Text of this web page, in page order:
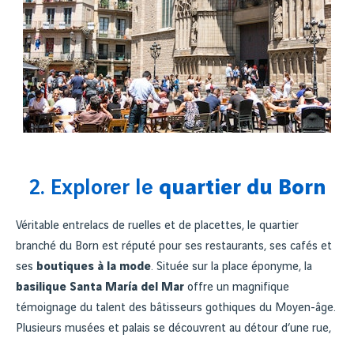
2. Explorer le quartier du Born
Véritable entrelacs de ruelles et de placettes, le quartier
branché du Born est réputé pour ses restaurants, ses cafés et
ses boutiques à la mode. Située sur la place éponyme, la
basilique Santa María del Mar offre un magnifique
témoignage du talent des bâtisseurs gothiques du Moyen-âge.
Plusieurs musées et palais se découvrent au détour d’une rue,